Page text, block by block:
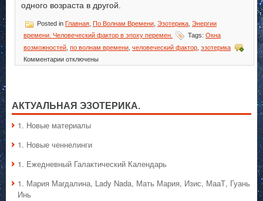
одного возраста в другой.
Posted in Главная По Волнам Времени Эзотерика Энергии
времени. Человеческий фактор в эпоху перемен.
Tags: Окна
возможностей по волнам времени человеческий фактор эзотерика
Комментариик
записи
«По
Волнам
Времени».
отключены
АКТУАЛЬНАЯ ЭЗОТЕРИКА.
1. Hовые материалы
1. Hовые ченнелинги
1. Ежедневный Галактический Календарь
1. Мария Магдалина, Lady Nada, Мать Мария, Изис, МааТ, Гуань
Инь